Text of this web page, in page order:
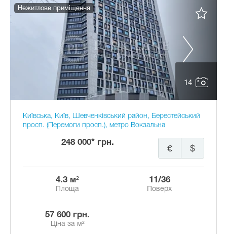
14
Нежитлове приміщення
Київська, Київ, Шевченківський район, Берестейський
просп. (Перемоги просп.), метро Вокзальна
248 000* грн.
$
€
4.3 м²
Площа
11/36
Поверх
57 600 грн.
Ціна за м²